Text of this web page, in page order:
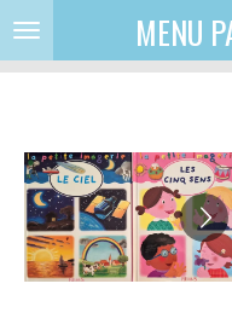
Passer
au
MENU